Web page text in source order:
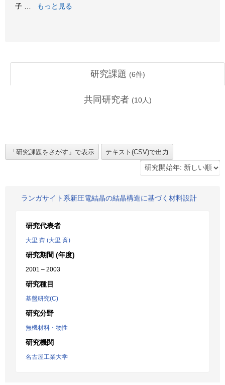
子
もっと見る
研究課題 (6件)
共同研究者 (10人)
ランガサイト系新圧電結晶の結晶構造に基づく材料設計
研究代表者
大里 齊 (大里 斉)
研究期間 (年度)
2001 – 2003
研究種目
基盤研究(C)
研究分野
無機材料・物性
研究機関
名古屋工業大学